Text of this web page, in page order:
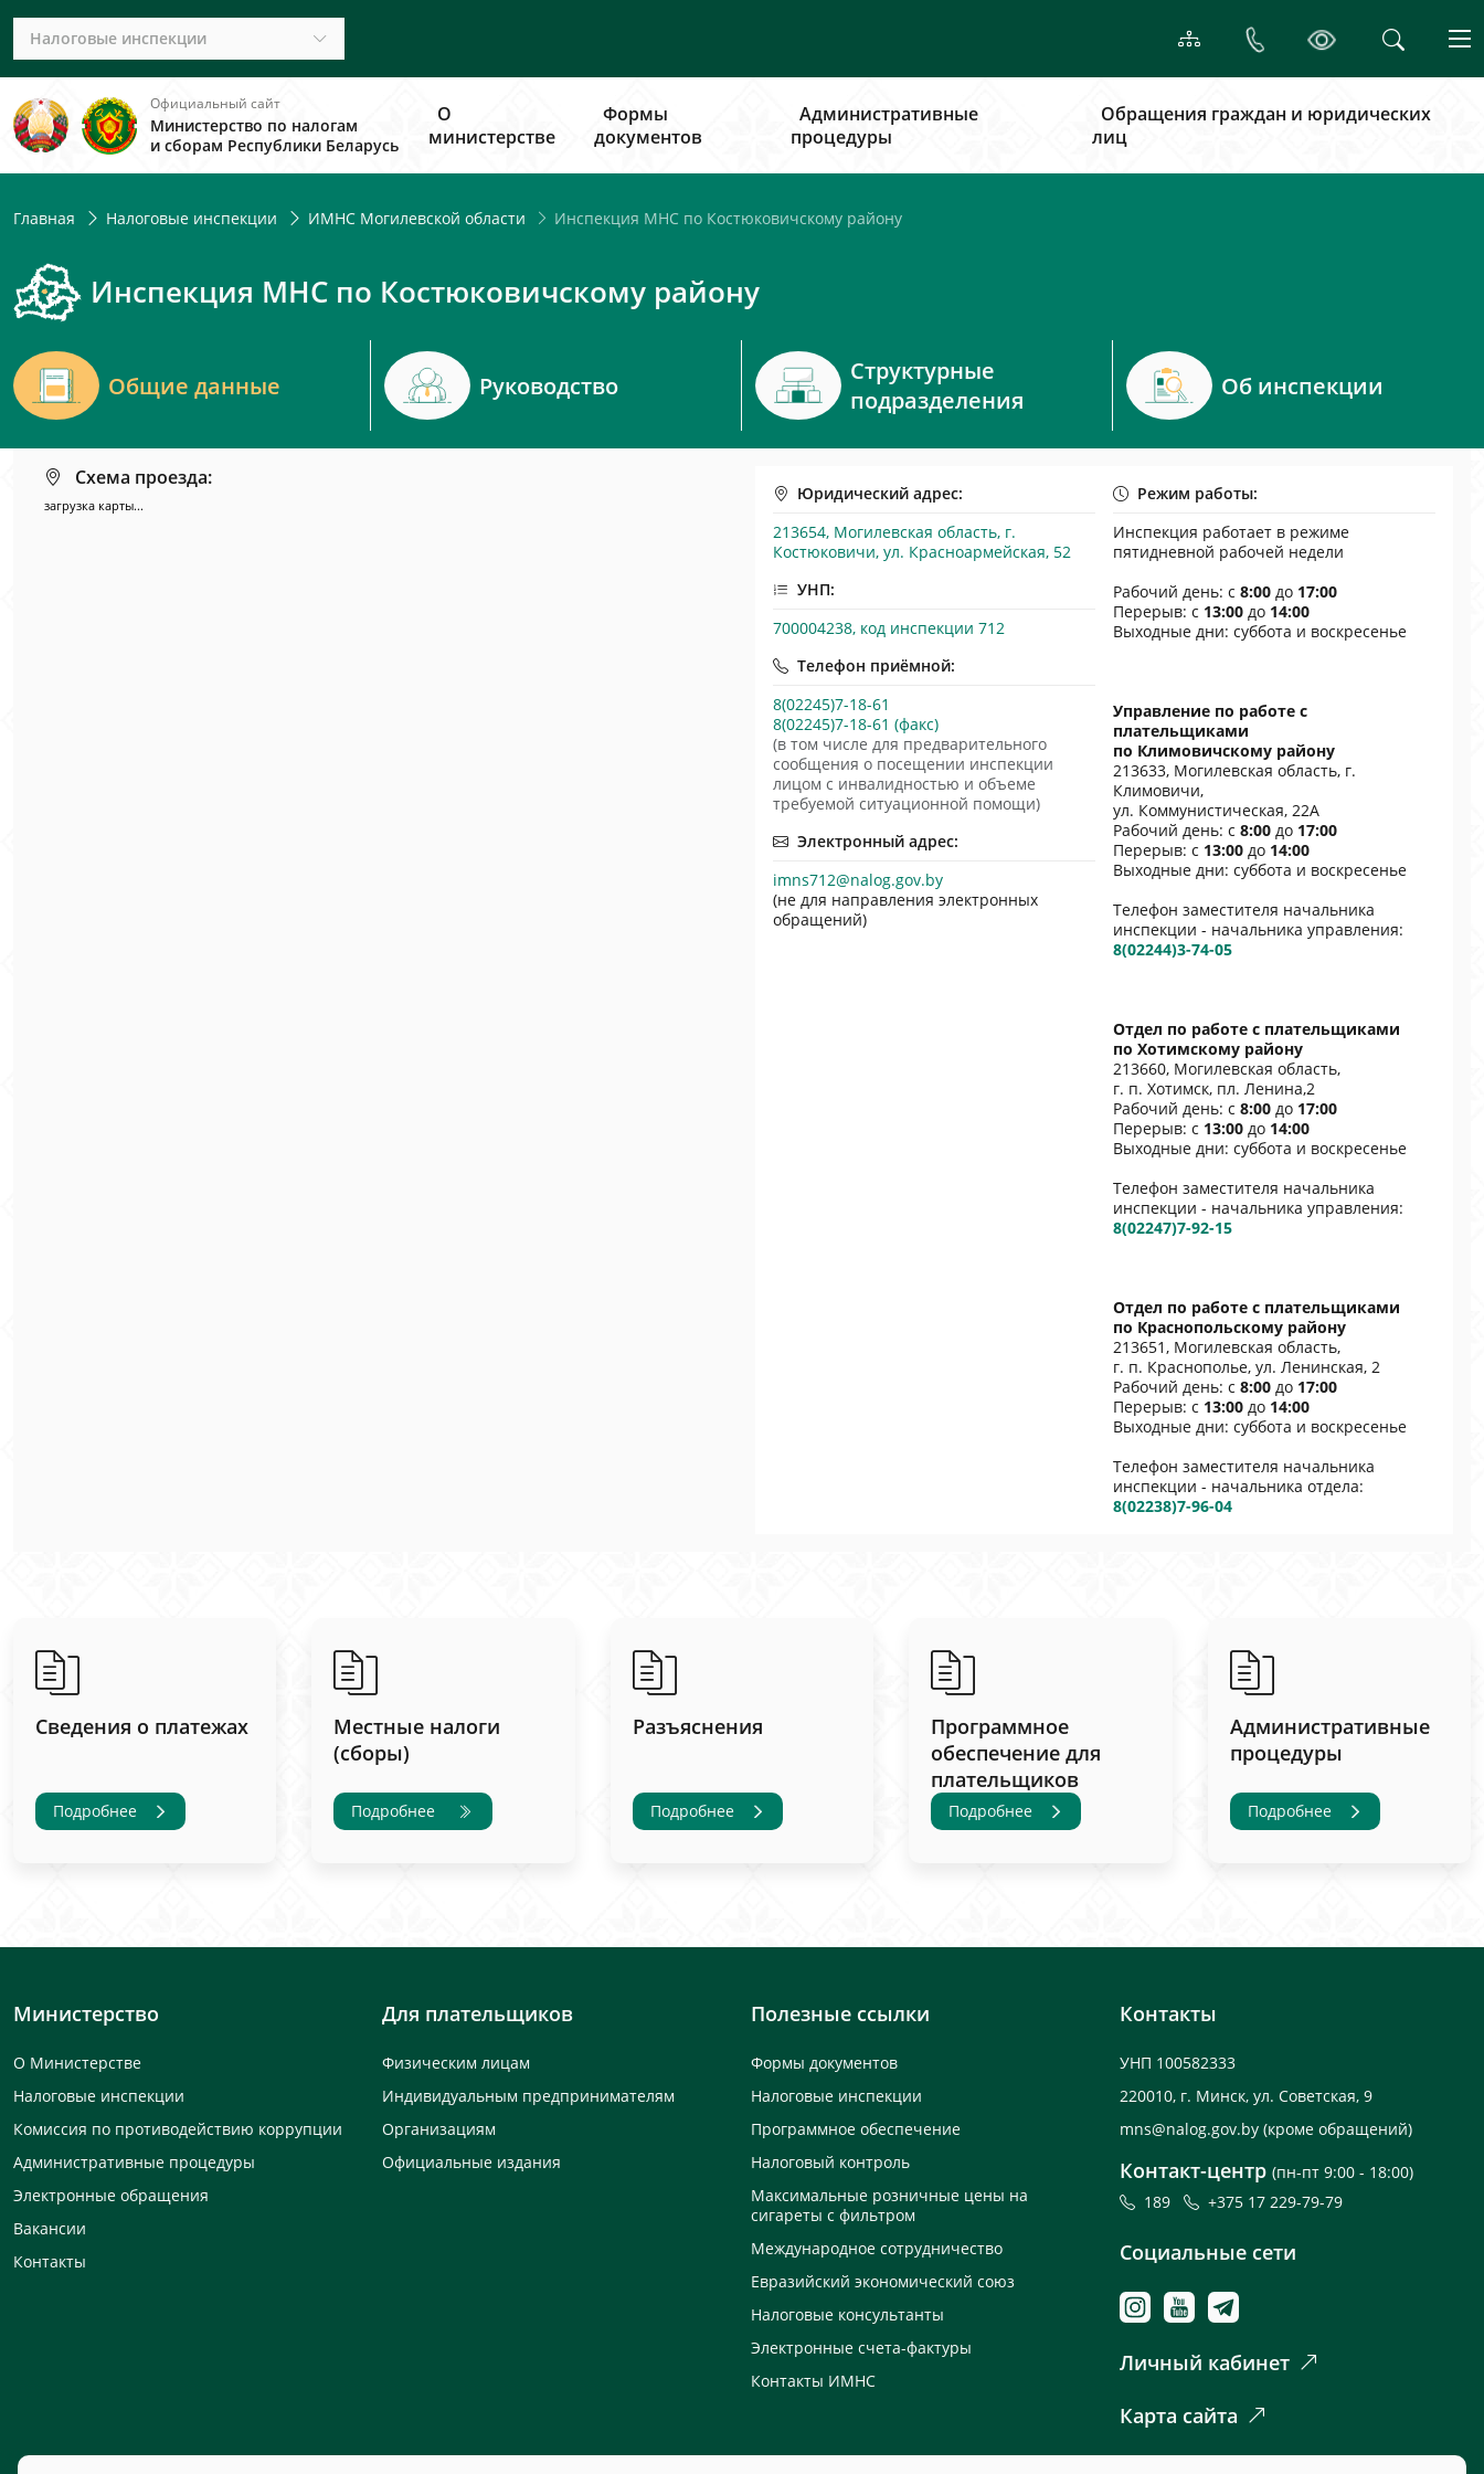
Налоговые инспекции
Официальный сайт
Министерство по налогам
и сборам Республики Беларусь
О
министерстве
Формы
документов
Административные
процедуры
Обращения граждан и юридических
лиц
Главная Налоговые инспекции ИМНС Могилевской области Инспекция МНС по Костюковичскому району
Инспекция МНС по Костюковичскому району
Общие данные Руководство
Структурные
подразделения
Об инспекции
Схема проезда:
загрузка карты...
Юридический адрес:
213654, Могилевская область, г.
Костюковичи, ул. Красноармейская, 52
УНП:
700004238, код инспекции 712
Телефон приёмной:
8(02245)7-18-61
8(02245)7-18-61 (факс)
(в том числе для предварительного
сообщения о посещении инспекции
лицом с инвалидностью и объеме
требуемой ситуационной помощи)
Электронный адрес:
imns712@nalog.gov.by
(не для направления электронных
обращений)
Режим работы:
Инспекция работает в режиме
пятидневной рабочей недели
Рабочий день: с 8:00 до 17:00
Перерыв: с 13:00 до 14:00
Выходные дни: суббота и воскресенье
Управление по работе с
плательщиками
по Климовичскому району
213633, Могилевская область, г.
Климовичи,
ул. Коммунистическая, 22A
Рабочий день: с 8:00 до 17:00
Перерыв: с 13:00 до 14:00
Выходные дни: суббота и воскресенье
Телефон заместителя начальника
инспекции - начальника управления:
8(02244)3-74-05
Отдел по работе с плательщиками
по Хотимскому району
213660, Могилевская область,
г. п. Хотимск, пл. Ленина,2
Рабочий день: с 8:00 до 17:00
Перерыв: с 13:00 до 14:00
Выходные дни: суббота и воскресенье
Телефон заместителя начальника
инспекции - начальника управления:
8(02247)7-92-15
Отдел по работе с плательщиками
по Краснопольскому району
213651, Могилевская область,
г. п. Краснополье, ул. Ленинская, 2
Рабочий день: с 8:00 до 17:00
Перерыв: с 13:00 до 14:00
Выходные дни: суббота и воскресенье
Телефон заместителя начальника
инспекции - начальника отдела:
8(02238)7-96-04
Сведения о платежах
Подробнее
Местные налоги
(сборы)
Подробнее
Разъяснения
Подробнее
Программное
обеспечение для
плательщиков
Подробнее
Административные
процедуры
Подробнее
Министерство
О Министерстве
Налоговые инспекции
Комиссия по противодействию коррупции
Административные процедуры
Электронные обращения
Вакансии
Контакты
Для плательщиков
Физическим лицам
Индивидуальным предпринимателям
Организациям
Официальные издания
Полезные ссылки
Формы документов
Налоговые инспекции
Программное обеспечение
Налоговый контроль
Максимальные розничные цены на
сигареты с фильтром
Международное сотрудничество
Евразийский экономический союз
Налоговые консультанты
Электронные счета-фактуры
Контакты ИМНС
Контакты
УНП 100582333
220010, г. Минск, ул. Советская, 9
mns@nalog.gov.by (кроме обращений)
Контакт-центр (пн-пт 9:00 - 18:00)
189
+375 17 229-79-79
Социальные сети
Личный кабинет
Карта сайта